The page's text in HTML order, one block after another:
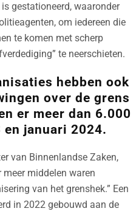
gestationeerd, waaronder
om iedereen die
te komen met scherp
te neerschieten.
hebben ook
over de grens
er meer dan 6.000
januari 2024.
van Binnenlandse Zaken,
middelen waren
van het grenshek.” Een
in 2022 gebouwd aan de